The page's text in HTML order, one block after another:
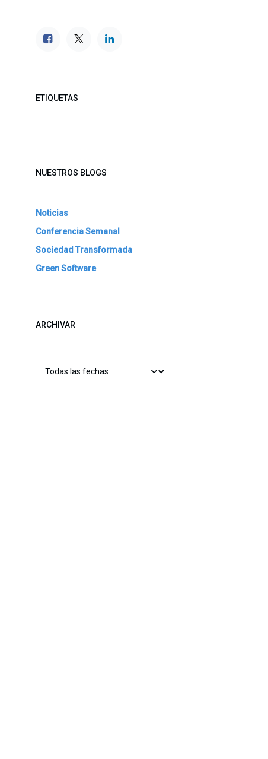
ETIQUETAS
NUESTROS BLOGS
Noticias
Conferencia Semanal
Sociedad Transformada
Green Software
ARCHIVAR